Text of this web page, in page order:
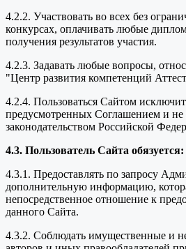
4.2.2. Участвовать во всех без
конкурсах, оплачивать любые
получения результатов участия.
4.2.3. Задавать любые вопросы,
"Центр развития компетенций
4.2.4. Пользоваться Сайтом
предусмотренных Соглашением и
законодательством Российской
4.3. Пользователь Сайта обязуется:
4.3.1. Предоставлять по запросу
дополнительную информацию,
непосредственное отношение к
данного Сайта.
4.3.2. Соблюдать имущественные и